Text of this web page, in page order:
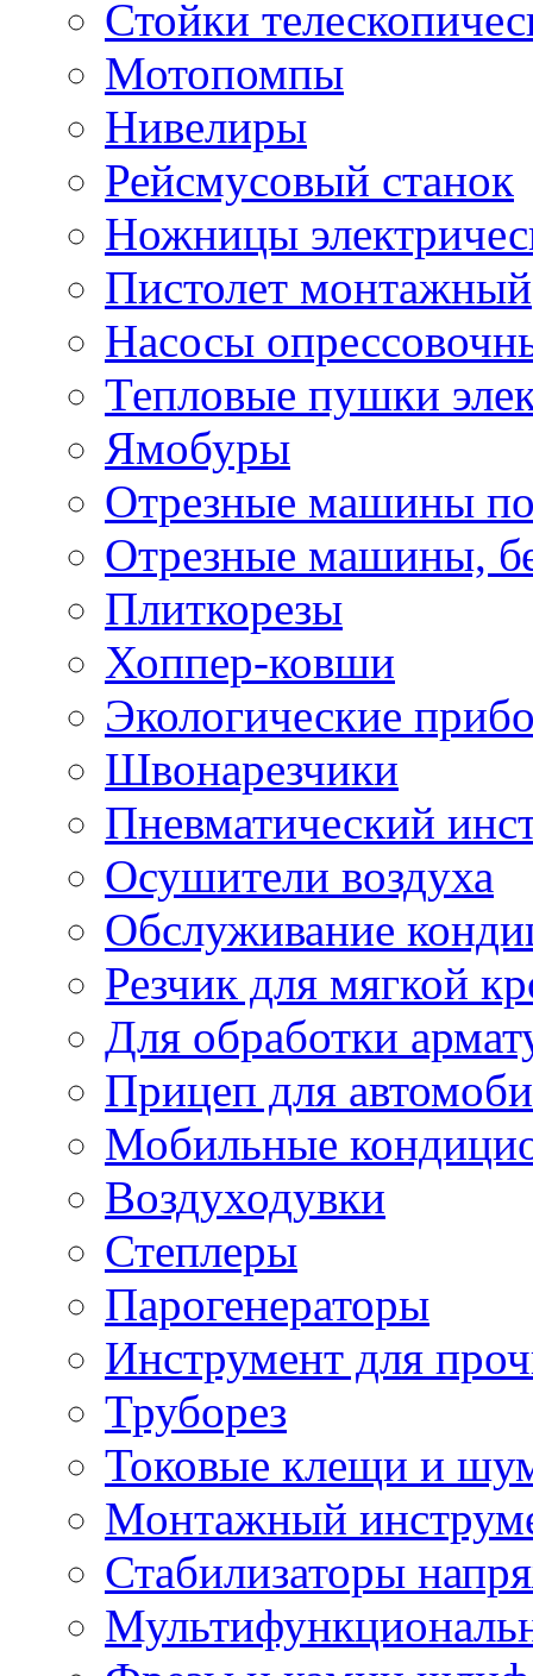
Стойки
Мотопомпы
Нивелиры
Рейсмусовый станок
Ножницы
Пистолет монтажный
Насосы
Тепловые пушки
Ямобуры
Отрезные машины
Отрезные машины,
Плиткорезы
Хоппер-ковши
Экологические
Швонарезчики
Пневматический
Осушители воздуха
Обслуживание
Резчик для мягкой
Для обработки
Прицеп для
Мобильные
Воздуходувки
Степлеры
Парогенераторы
Инструмент для
Труборез
Токовые клещи и
Монтажный
Стабилизаторы